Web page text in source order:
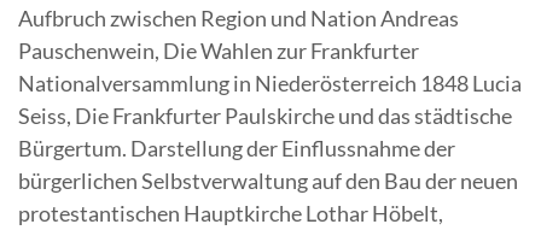
Aufbruch zwischen Region und Nation Andreas
Pauschenwein, Die Wahlen zur Frankfurter
Nationalversammlung in Niederösterreich 1848 Lucia
Seiss, Die Frankfurter Paulskirche und das städtische
Bürgertum. Darstellung der Einflussnahme der
bürgerlichen Selbstverwaltung auf den Bau der neuen
protestantischen Hauptkirche Lothar Höbelt,